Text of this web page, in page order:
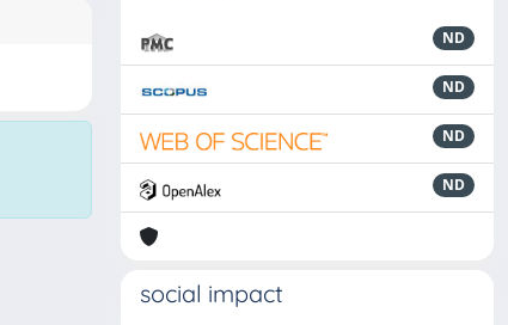
ND
ND
ND
ND
social impact